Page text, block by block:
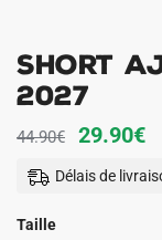
Short
2027
44.90€
Le
prix
29.90€Le
Délais de
Taille